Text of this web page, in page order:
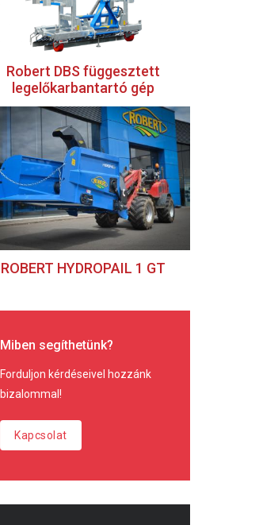
Robert DBS függesztett
legelőkarbantartó gép
ROBERT HYDROPAIL 1 GT
Miben segíthetünk?
Forduljon kérdéseivel hozzánk
bizalommal!
Kapcsolat